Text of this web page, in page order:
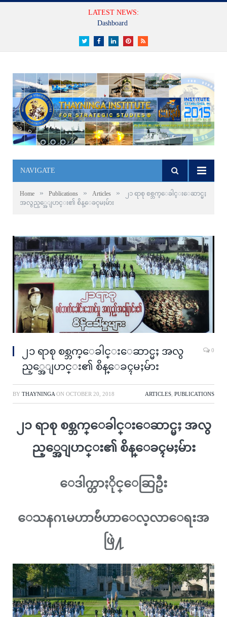
LATEST NEWS:
မျက်မှောက်ခေတ်စစ်ပွဲများ၏ ပြောင်းလဲတိုးတက်လာသောသဘာဝများ
TwitterFacebookLinkedInPinterestRSS
NAVIGATE
Home » Publications » Articles »
၂၁ ရာစု စစ္ဘက္ေခါင္းေဆာင္မႈ
အလွည့္အေျပာင္း၏ စိန္ေခၚမႈမ်ား
၂၁ ရာစု စစ္ဘက္ေခါင္းေဆာင္မႈ အလွ
ည့္အေျပာင္း၏ စိန္ေခၚမႈမ်ား
0
BY THAYNINGA ON OCTOBER 20, 2018 ARTICLES PUBLICATIONS
၂၁ ရာစု စစ္ဘက္ေခါင္းေဆာင္မႈ အလွ
ည့္အေျပာင္း၏ စိန္ေခၚမႈမ်ား
ေဒါက္တာႏိုင္ေဆြဦး
ေသနဂၤမဟာဗ်ဴဟာေလ့လာေရးအ
ဖြဲ႔